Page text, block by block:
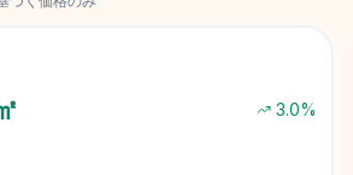
3.0%